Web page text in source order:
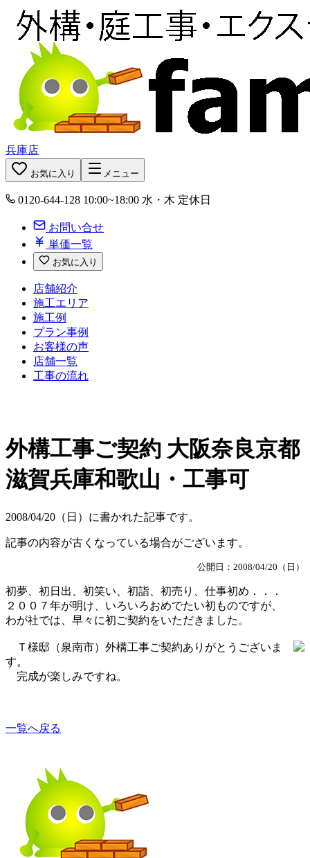
兵庫店
お気に入り メニュー
0120-644-128 10:00~18:00 水・木 定休日
お問い合せ
単価一覧
お気に入り
店舗紹介
施工エリア
施工例
プラン事例
お客様の声
店舗一覧
工事の流れ
外構工事ご契約 大阪奈良京都
滋賀兵庫和歌山・工事可
2008/04/20（日）に書かれた記事です。
記事の内容が古くなっている場合がございます。
公開日：2008/04/20（日）
初夢、初日出、初笑い、初詣、初売り、仕事初め．．．
２００７年が明け、いろいろおめでたい初ものですが、
わが社では、早々に初ご契約をいただきました。
Ｔ様邸（泉南市）外構工事ご契約ありがとうございま
す。
完成が楽しみですね。
一覧へ戻る